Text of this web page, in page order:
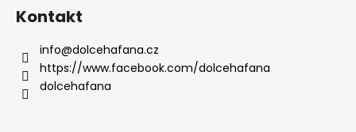
Kontakt
info@dolcehafana.cz
https://www.facebook.com/dolcehafana
dolcehafana